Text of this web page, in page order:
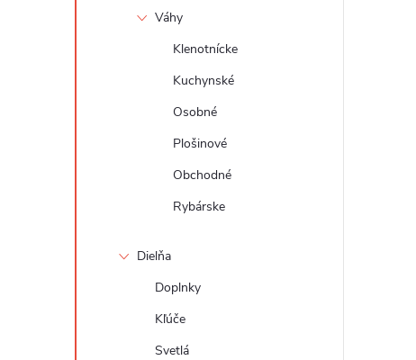
Váhy
Klenotnícke
Kuchynské
Osobné
Plošinové
Obchodné
Rybárske
Dielňa
Doplnky
Kľúče
Svetlá